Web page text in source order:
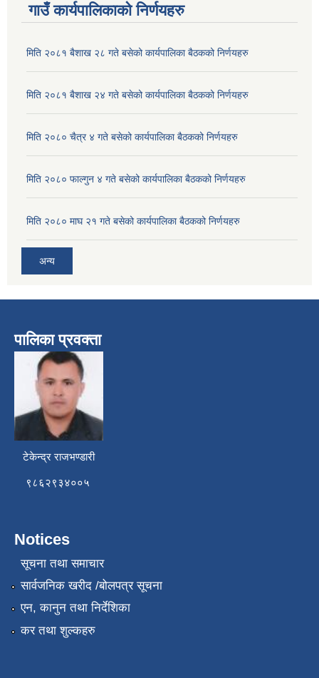
गाउँ कार्यपालिकाको निर्णयहरु
मिति २०८१ बैशाख २८ गते बसेको कार्यपालिका बैठकको निर्णयहरु
मिति २०८१ बैशाख २४ गते बसेको कार्यपालिका बैठकको निर्णयहरु
मिति २०८० चैत्र ४ गते बसेको कार्यपालिका बैठकको निर्णयहरु
मिति २०८० फाल्गुन ४ गते बसेको कार्यपालिका बैठकको निर्णयहरु
मिति २०८० माघ २१ गते बसेको कार्यपालिका बैठकको निर्णयहरु
अन्य
पालिका प्रवक्ता
टेकेन्द्र राजभण्डारी
९८६२९३४००५
Notices
सूचना तथा समाचार
सार्वजनिक खरीद /बोलपत्र सूचना
एन, कानुन तथा निर्देशिका
कर तथा शुल्कहरु